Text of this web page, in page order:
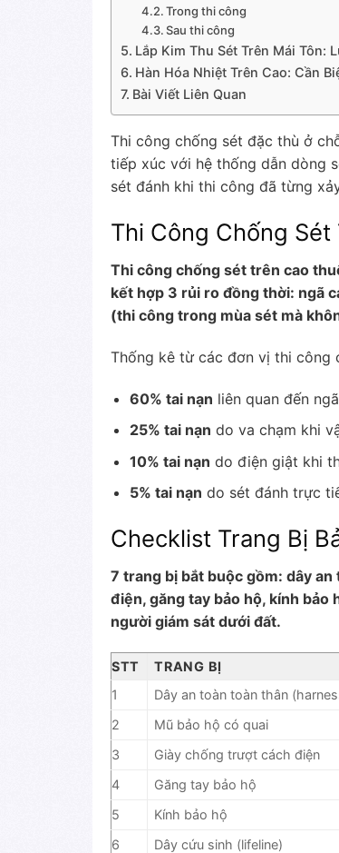
Trong thi công
Sau thi công
Lắp Kim Thu Sét Trên Mái Tôn:
Hàn Hóa Nhiệt Trên Cao: Cần
Bài Viết Liên Quan
Thi công chống sét đặc thù ở
tiếp xúc với hệ thống dẫn dòng
sét đánh khi thi công đã từng
Thi Công Chống
Thi công chống sét trên cao
kết hợp 3 rủi ro đồng thời: ngã
(thi công trong mùa sét mà
Thống kê từ các đơn vị thi công
60% tai nạn liên quan đến
25% tai nạn do va chạm khi
10% tai nạn do điện giật khi
5% tai nạn do sét đánh trực
Checklist Trang Bị
7 trang bị bắt buộc gồm: dây
điện, găng tay bảo hộ, kính bảo
người giám sát dưới đất.
STT TRANG BỊ
1
Dây an toàn toàn thân
2
Mũ bảo hộ có quai
3
Giày chống trượt cách điện
4
Găng tay bảo hộ
5
Kính bảo hộ
6
Dây cứu sinh (lifeline)